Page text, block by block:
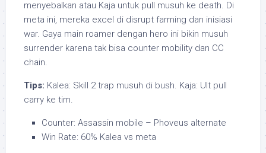
menyebalkan atau Kaja untuk pull musuh ke death. Di
meta ini, mereka excel di disrupt farming dan inisiasi
war. Gaya main roamer dengan hero ini bikin musuh
surrender karena tak bisa counter mobility dan CC
chain.
Tips: Kalea: Skill 2 trap musuh di bush. Kaja: Ult pull
carry ke tim.
Counter: Assassin mobile – Phoveus alternate
Win Rate: 60% Kalea vs meta